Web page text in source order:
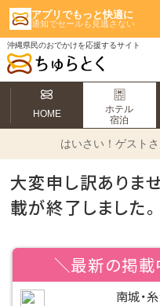
アプリでもっと快適に
通知でセールも見逃さない
沖縄県民のおでかけを応援するサイト
HOME
ホテル
宿泊
はいさい！ ゲスト
大変申し訳ありま
載が終了しました。
＼最新の掲載
南城・